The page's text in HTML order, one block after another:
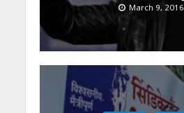
March 9, 2016